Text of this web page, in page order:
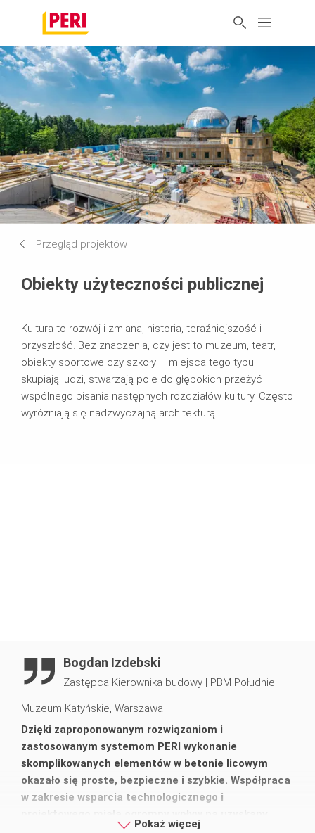
Przegląd projektów
Obiekty użyteczności publicznej
Kultura to rozwój i zmiana, historia, teraźniejszość i
przyszłość. Bez znaczenia, czy jest to muzeum, teatr,
obiekty sportowe czy szkoły – miejsca tego typu
skupiają ludzi, stwarzają pole do głębokich przeżyć i
wspólnego pisania następnych rozdziałów kultury. Często
wyróżniają się nadzwyczajną architekturą.
Bogdan Izdebski
Zastępca Kierownika budowy | PBM Południe
Muzeum Katyńskie, Warszawa
Dzięki zaproponowanym rozwiązaniom i
zastosowanym systemom PERI wykonanie
skomplikowanych elementów w betonie licowym
okazało się proste, bezpieczne i szybkie. Współpraca
w zakresie wsparcia technologicznego i
Pokaż więcej